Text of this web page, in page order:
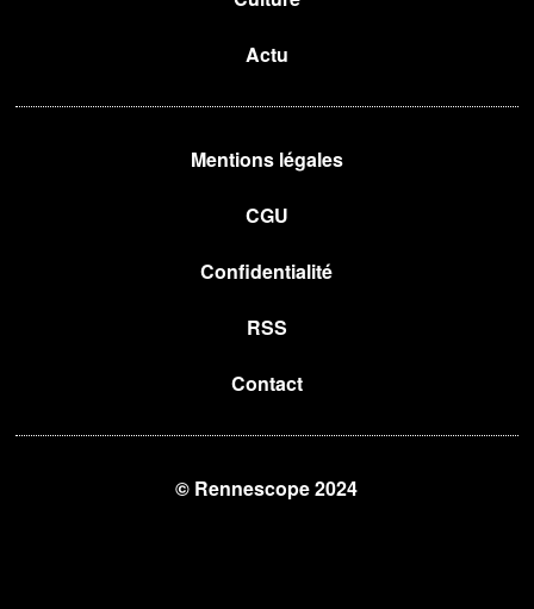
Actu
Mentions légales
CGU
Confidentialité
RSS
Contact
© Rennescope 2024